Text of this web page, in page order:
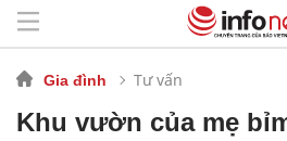
Gia đình Tư vấn
Khu vườn của mẹ